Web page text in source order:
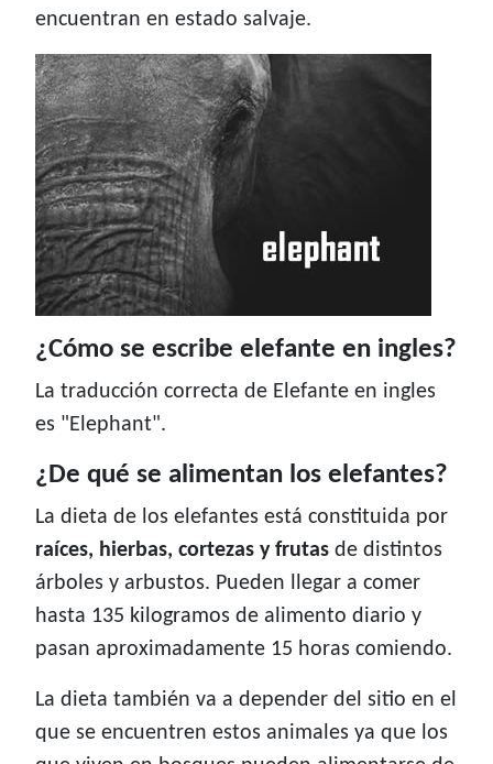
encuentran en estado salvaje.
¿Cómo se escribe elefante en ingles?
La traducción correcta de Elefante en ingles
es "Elephant".
¿De qué se alimentan los elefantes?
La dieta de los elefantes está constituida por
raíces, hierbas, cortezas y frutas de distintos
árboles y arbustos. Pueden llegar a comer
hasta 135 kilogramos de alimento diario y
pasan aproximadamente 15 horas comiendo.
La dieta también va a depender del sitio en el
que se encuentren estos animales ya que los